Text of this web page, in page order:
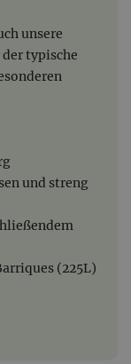
unsere
typische
und streng
(225L)